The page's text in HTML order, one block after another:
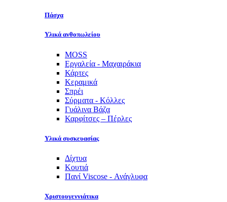
Πάσχα
Υλικά ανθοπωλείου
MOSS
Εργαλεία - Μαχαιράκια
Κάρτες
Κεραμικά
Σπρέι
Σύρματα - Κόλλες
Γυάλινα Βάζα
Καρφίτσες – Πέρλες
Υλικά συσκευασίας
Δίχτυα
Κουτιά
Πανί Viscose - Ανάγλυφα
Χριστουγεννιάτικα